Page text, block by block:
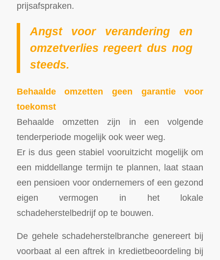
prijsafspraken.
Angst voor verandering en
omzetverlies regeert dus nog
steeds.
Behaalde omzetten geen garantie voor
toekomst
Behaalde omzetten zijn in een volgende
tenderperiode mogelijk ook weer weg.
Er is dus geen stabiel vooruitzicht mogelijk om
een middellange termijn te plannen, laat staan
een pensioen voor ondernemers of een gezond
eigen vermogen in het lokale
schadeherstelbedrijf op te bouwen.
De gehele schadeherstelbranche genereert bij
voorbaat al een aftrek in kredietbeoordeling bij